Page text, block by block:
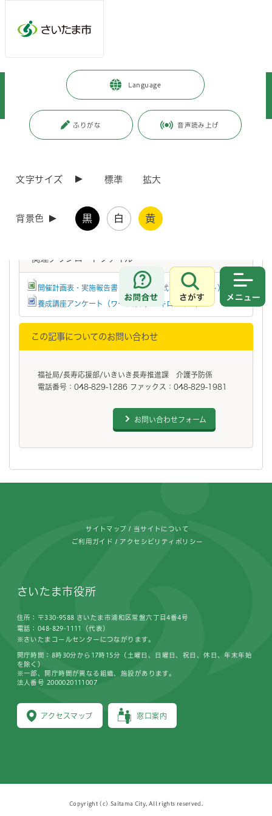
Language
ふりがな 音声読み上げ
文字サイズ 標準 拡大
背景色 黒 白 黄
お問合せ
さがす
健康・医療・福祉 > 福祉・介護 高齢の方
高齢者福祉サービス
更新日付：2023年4月1日 / ページ番号：C063216
ポーター養成講座）
キャラバン・メイトの皆様が使用するダウンロードファイル「開催計画
表」、「実施報告書」及び「アンケート」はこちらから
関連ダウンロードファイル
開催計画表・実施報告書（エクセル形式 41キロバイト）
養成講座アンケート（ワード形式 36キロバイト）
この記事についてのお問い合わせ
福祉局/長寿応援部/いきいき長寿推進課 介護予防係
電話番号：048-829-1286 ファックス：048-829-1981
お問い合わせフォーム
サイトマップ 当サイトについて
ご利用ガイド アクセシビリティポリシー
さいたま市役所
住所：〒330-9588 さいたま市浦和区常盤六丁目4番4号
電話：048-829-1111（代表）
※さいたまコールセンターにつながります。
アクセスマップ 窓口案内
開庁時間：8時30分から17時15分（土曜日、日曜日、祝日、休日、年末年始
を除く）
※一部、開庁時間が異なる組織、施設があります。
法人番号 2000020111007
Copyright (c) Saitama City, All rights reserved.